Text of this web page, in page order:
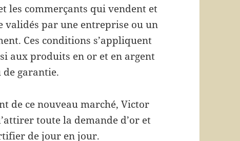
les commerçants qui vendent et
validés par une entreprise ou un
Ces conditions s’appliquent
aux produits en or et en argent
garantie.
de ce nouveau marché, Victor
toute la demande d’or et
de jour en jour.